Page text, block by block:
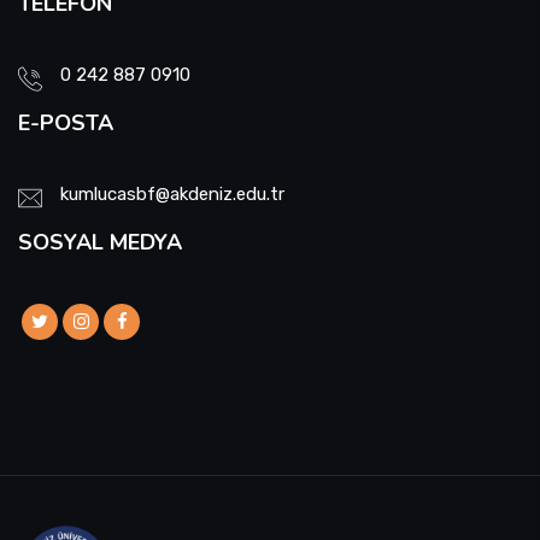
0 242 887 0910
E-POSTA
kumlucasbf@akdeniz.edu.tr
SOSYAL MEDYA
Sosyal Komite Komisyonu
Stratejik Planlama Komisyonu